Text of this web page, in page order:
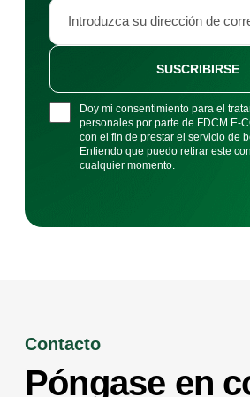
Doy mi consentimiento para el
personales por parte de FDCM E-
con el fin de prestar el servicio de
Entiendo que puedo retirar este
cualquier momento.
SUSCRIBIRSE
Contacto
Póngase en